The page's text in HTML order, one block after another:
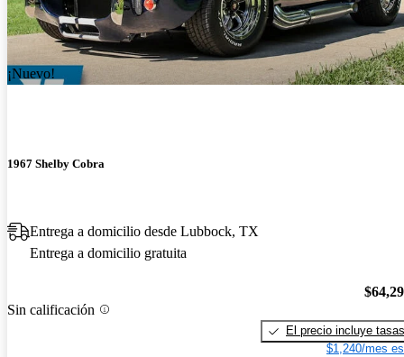
¡Nuevo!
1967 Shelby Cobra
Entrega a domicilio desde Lubbock, TX
Entrega a domicilio gratuita
Sin calificación
El precio incluye tasas
$1,240/mes